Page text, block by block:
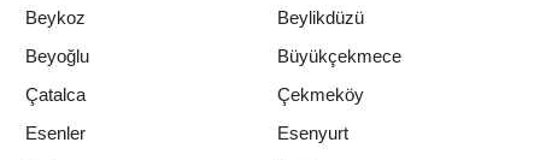
Beykoz
Beylikdüzü
Beyoğlu
Büyükçekmece
Çatalca
Çekmeköy
Esenler
Esenyurt